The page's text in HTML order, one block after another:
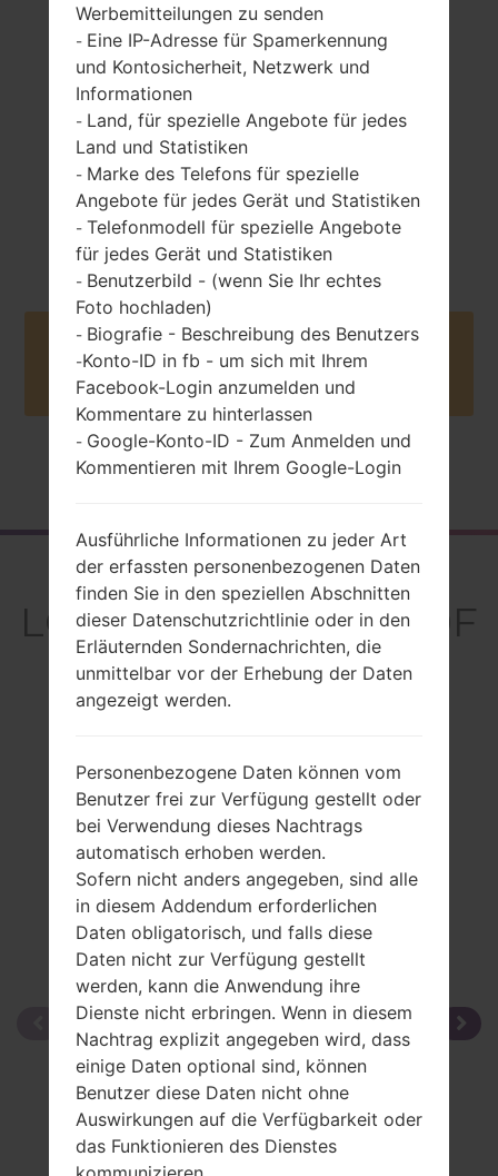
127 gramm (4.48
unzen)
entfernbar Li-Ion
1000 mAh
Unknown
Juli, 2009
Buy accessories on Amazon
Startseite →Serie →LG Crystal →LGGD900F
Rückblick
LGGD900F(LGGD900F
) akaLG Crystal
Vergleiche
Werbemitteilungen zu senden
- Eine IP-Adresse für Spamerkennung
und Kontosicherheit, Netzwerk und
Informationen
- Land, für spezielle Angebote für jedes
Land und Statistiken
- Marke des Telefons für spezielle
Angebote für jedes Gerät und Statistiken
- Telefonmodell für spezielle Angebote
für jedes Gerät und Statistiken
- Benutzerbild - (wenn Sie Ihr echtes
Foto hochladen)
- Biografie - Beschreibung des Benutzers
-Konto-ID in fb - um sich mit Ihrem
Facebook-Login anzumelden und
Kommentare zu hinterlassen
- Google-Konto-ID - Zum Anmelden und
Kommentieren mit Ihrem Google-Login
Ausführliche Informationen zu jeder Art
der erfassten personenbezogenen Daten
finden Sie in den speziellen Abschnitten
dieser Datenschutzrichtlinie oder in den
Erläuternden Sondernachrichten, die
unmittelbar vor der Erhebung der Daten
angezeigt werden.
Personenbezogene Daten können vom
Benutzer frei zur Verfügung gestellt oder
bei Verwendung dieses Nachtrags
automatisch erhoben werden.
Sofern nicht anders angegeben, sind alle
in diesem Addendum erforderlichen
Daten obligatorisch, und falls diese
Daten nicht zur Verfügung gestellt
werden, kann die Anwendung ihre
Dienste nicht erbringen. Wenn in diesem
Nachtrag explizit angegeben wird, dass
einige Daten optional sind, können
Benutzer diese Daten nicht ohne
Auswirkungen auf die Verfügbarkeit oder
das Funktionieren des Dienstes